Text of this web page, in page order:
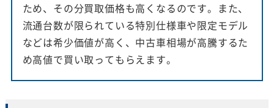
ため、その分買取価格も高くなるのです。また、
流通台数が限られている特別仕様車や限定モデル
などは希少価値が高く、中古車相場が高騰するた
め高値で買い取ってもらえます。